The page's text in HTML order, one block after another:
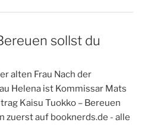
sollst du
alten Frau Nach der
Helena ist Kommissar Mats
Kaisu Tuokko – Bereuen
zuerst auf booknerds.de - alle